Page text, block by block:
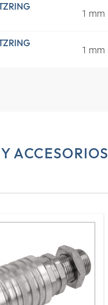
1 mm
1 mm
ACCESORIOS